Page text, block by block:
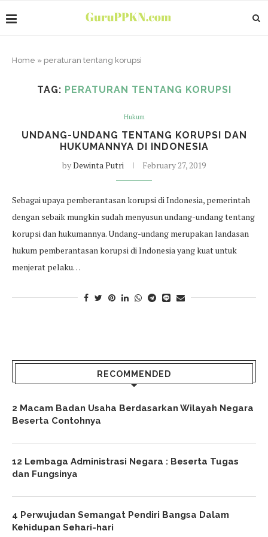
Home » peraturan tentang korupsi
TAG: PERATURAN TENTANG KORUPSI
Hukum
UNDANG-UNDANG TENTANG KORUPSI DAN
HUKUMANNYA DI INDONESIA
byDewinta Putri February 27, 2019
Sebagai upaya pemberantasan korupsi di Indonesia, pemerintah
dengan sebaik mungkin sudah menyusun undang-undang tentang
korupsi dan hukumannya. Undang-undang merupakan landasan
hukum pemberantasan korupsi di Indonesia yang kuat untuk
menjerat pelaku…
RECOMMENDED
2 Macam Badan Usaha Berdasarkan Wilayah Negara
Beserta Contohnya
12 Lembaga Administrasi Negara : Beserta Tugas
dan Fungsinya
4 Perwujudan Semangat Pendiri Bangsa Dalam
Kehidupan Sehari-hari